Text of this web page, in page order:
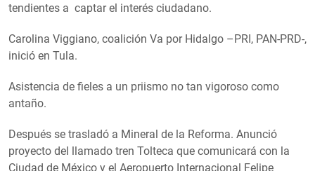
tendientes a captar el interés ciudadano.
Carolina Viggiano, coalición Va por Hidalgo –PRI, PAN-PRD-,
inició en Tula.
Asistencia de fieles a un priismo no tan vigoroso como
antaño.
Después se trasladó a Mineral de la Reforma. Anunció
proyecto del llamado tren Tolteca que comunicará con la
Ciudad de México y el Aeropuerto Internacional Felipe